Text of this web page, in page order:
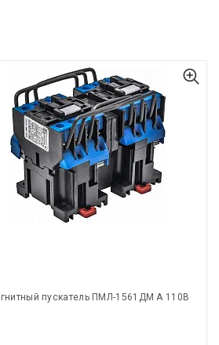
пускатель ПМЛ-1561ДМ А 110В